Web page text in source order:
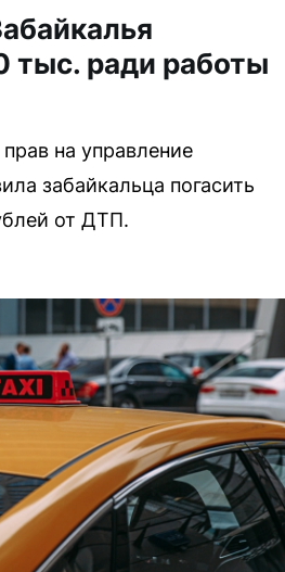
тыс. ради работы
на управление
забайкальца погасить
от ДТП.